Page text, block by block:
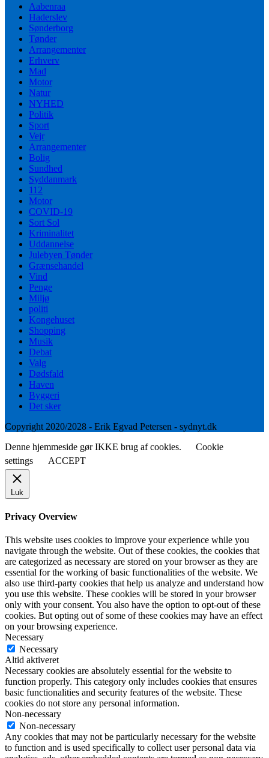
Aabenraa
Haderslev
Sønderborg
Tønder
Arrangementer
Erhverv
Mad
Motor
Natur
NYHED
Politik
Sport
Vejr
Arrangementer
Bolig
Sundhed
Syddanmark
112
Motor
COVID-19
Sort Sol
Kriminalitet
Uddannelse
Julebyen Tønder
Grænsehandel
Vind
Penge
Miljø
politi
Kongehuset
Shopping
Musik
Debat
Valg
Dødsfald
Haven
Byggeri
Det sker
Copyright 2020/2028 - Erik Egvad Petersen - sydnyt.dk
Denne hjemmeside gør IKKE brug af cookies.
Cookie
settings
ACCEPT
Luk
Privacy Overview
This website uses cookies to improve your experience while you
navigate through the website. Out of these cookies, the cookies that
are categorized as necessary are stored on your browser as they are
essential for the working of basic functionalities of the website. We
also use third-party cookies that help us analyze and understand how
you use this website. These cookies will be stored in your browser
only with your consent. You also have the option to opt-out of these
cookies. But opting out of some of these cookies may have an effect
on your browsing experience.
Necessary
Necessary
Altid aktiveret
Necessary cookies are absolutely essential for the website to
function properly. This category only includes cookies that ensures
basic functionalities and security features of the website. These
cookies do not store any personal information.
Non-necessary
Non-necessary
Any cookies that may not be particularly necessary for the website
to function and is used specifically to collect user personal data via